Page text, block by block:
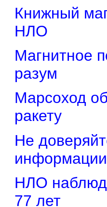
Книжный
НЛО
Магнитное
разум
Марсоход
ракету
Не
информации
НЛО
77 лет